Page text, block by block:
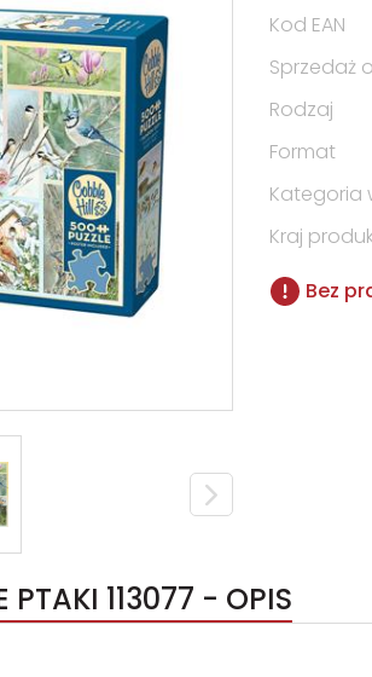
Kod EAN
Sprzedaż
Rodzaj
Format
Kategoria
Kraj
Bez
PTAKI 113077 - OPIS